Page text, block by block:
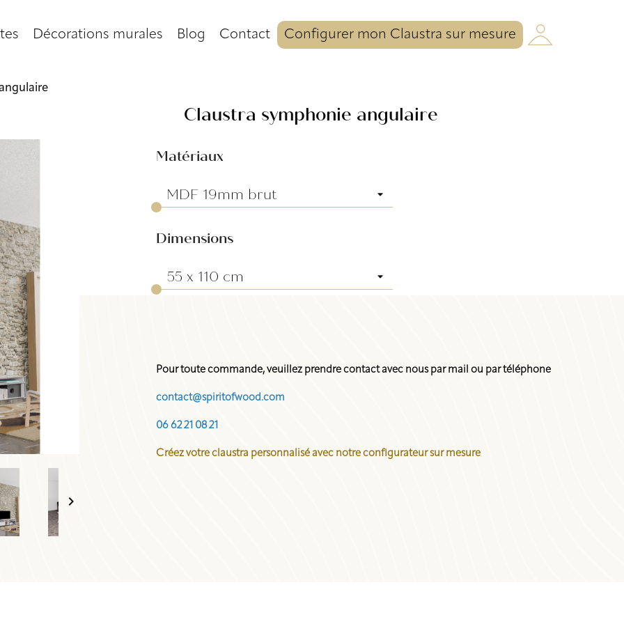
Décorations murales Blog Contact Configurer mon Claustra sur mesure

Claustra symphonie angulaire
Matériaux
Dimensions
Pour toute commande, veuillez prendre contact avec nous par mail ou par téléphone
contact@spiritofwood.com
06 62 21 08 21
Créez votre claustra personnalisé avec notre configurateur sur mesure